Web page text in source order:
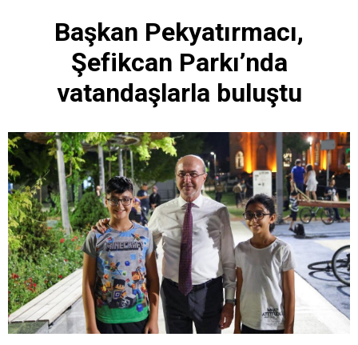
Başkan Pekyatırmacı,
Şefikcan Parkı’nda
vatandaşlarla buluştu